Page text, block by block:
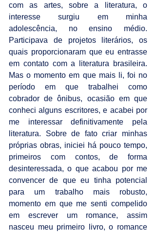
com as artes, sobre a literatura, o
interesse surgiu em minha
adolescência, no ensino médio.
Participava de projetos literários, os
quais proporcionaram que eu entrasse
em contato com a literatura brasileira.
Mas o momento em que mais li, foi no
período em que trabalhei como
cobrador de ônibus, ocasião em que
conheci alguns escritores, e acabei por
me interessar definitivamente pela
literatura. Sobre de fato criar minhas
próprias obras, iniciei há pouco tempo,
primeiros com contos, de forma
desinteressada, o que acabou por me
convencer de que eu tinha potencial
para um trabalho mais robusto,
momento em que me senti compelido
em escrever um romance, assim